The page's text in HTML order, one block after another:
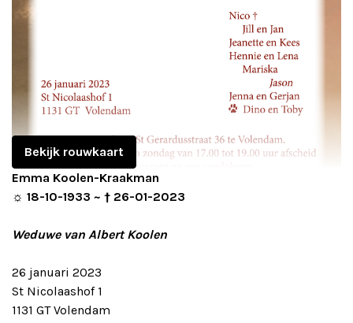
Bekijk rouwkaart
Emma Koolen-Kraakman
☼ 18-10-1933 ~ † 26-01-2023
Weduwe van Albert Koolen
26 januari 2023
St Nicolaashof 1
1131 GT Volendam